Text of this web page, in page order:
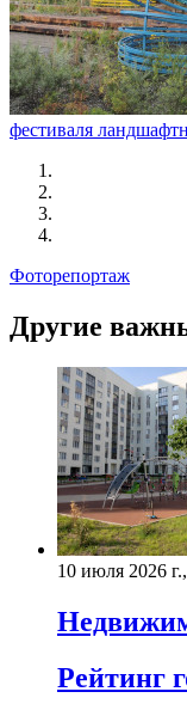
фестиваля
Фоторепортаж
Другие
10 июля 2026
Рейтинг